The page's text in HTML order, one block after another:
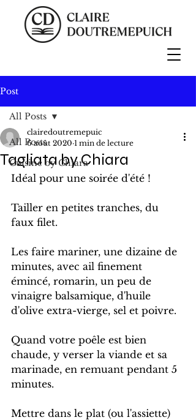
Post
All Posts
Cuisine by Chiara
All Posts
Tagliata by Chiara
clairedoutremepuic
6 août 2020 1 min de lecture
Idéal pour une soirée d'été !
Tailler en petites tranches, du
faux filet.
Les faire mariner, une dizaine de
minutes, avec ail finement
émincé, romarin, un peu de
vinaigre balsamique, d'huile
d'olive extra-vierge, sel et poivre.
Quand votre poêle est bien
chaude, y verser la viande et sa
marinade, en remuant pendant 5
minutes.
Mettre dans le plat (ou l'assiette)